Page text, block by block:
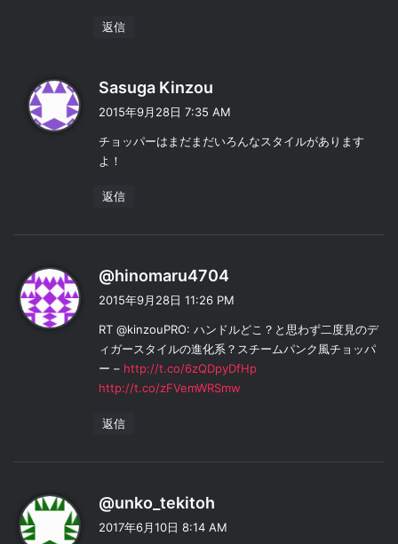
返信
Sasuga Kinzou
り
2015年9月28日 7:35 AM
チョッパーはまだまだいろんなスタイルがあります
よ！
返信
@hinomaru4704
り
2015年9月28日 11:26 PM
RT @kinzouPRO: ハンドルどこ？と思わず二度見のデ
ィガースタイルの進化系？スチームパンク風チョッパ
ー – http://t.co/6zQDpyDfHp
http://t.co/zFVemWRSmw
返信
@unko_tekitoh
り
2017年6月10日 8:14 AM